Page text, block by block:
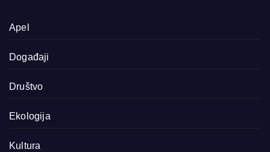
Apel
Događaji
Društvo
Ekologija
Kultura